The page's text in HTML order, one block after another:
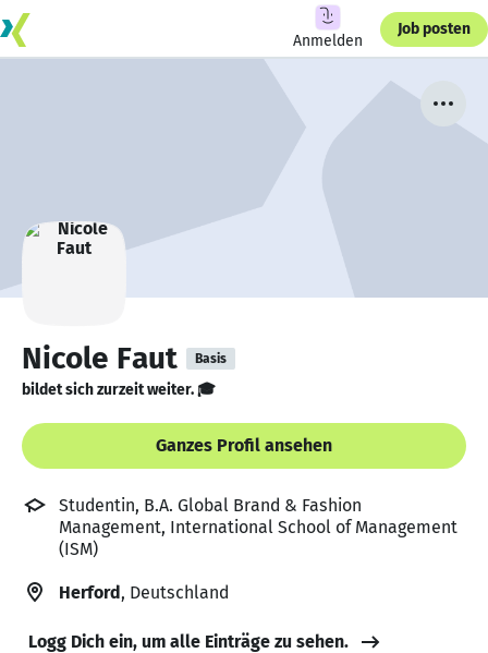
Anmelden
Job posten
Nicole Faut Basis
bildet sich zurzeit weiter. 🎓
Ganzes Profil ansehen
Studentin, B.A. Global Brand & Fashion
Management, International School of Management
(ISM)
Herford, Deutschland
Logg Dich ein, um alle Einträge zu sehen.